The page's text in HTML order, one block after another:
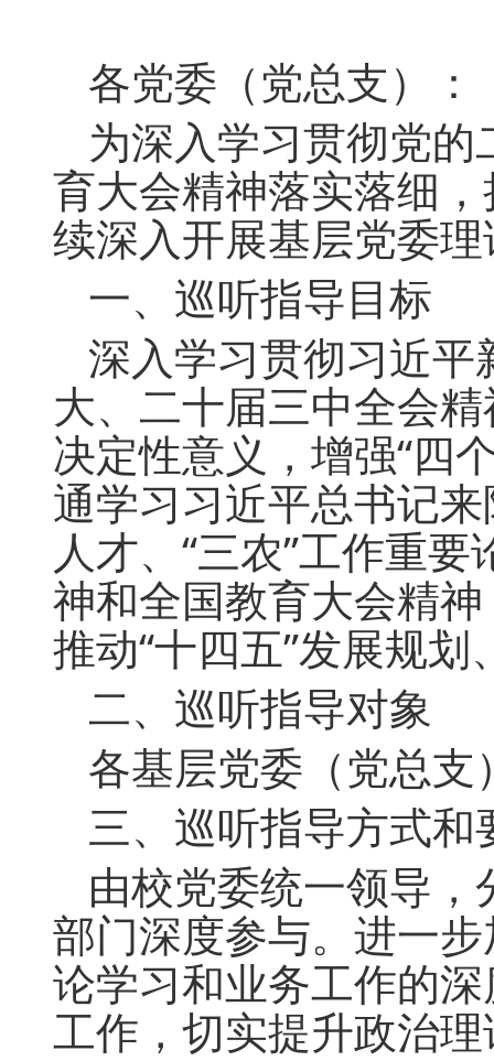
各党委（党总支）：
为深入学习贯彻党
育大会精神落实落细
续深入开展基层党委
一、巡听指导目标
深入学习贯彻习近
大、二十届三中全会
决定性意义，增强“四
通学习习近平总书记
人才、“三农”工作重
神和全国教育大会精
推动“十四五”发展规划
二、巡听指导对象
各基层党委（党总支
三、巡听指导方式和
由校党委统一领导
部门深度参与。进一
论学习和业务工作的
工作，切实提升政治